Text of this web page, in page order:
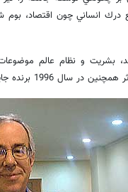
درك انساني چون اقتصاد،
بشريت و نظام عالم
تمپلتون در عرصه علم دين شده است.